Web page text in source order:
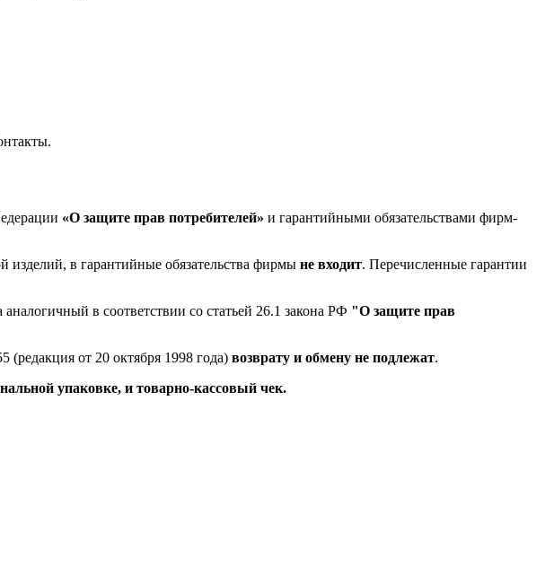
«О защите прав потребителей» и гарантийными обязательствами фирм-
изделий, в гарантийные обязательства фирмы не входит. Перечисленные гарантии
в соответствии со статьей 26.1 закона РФ "О защите прав
от 20 октября 1998 года) возврату и обмену не подлежат.
упаковке, и товарно-кассовый чек.